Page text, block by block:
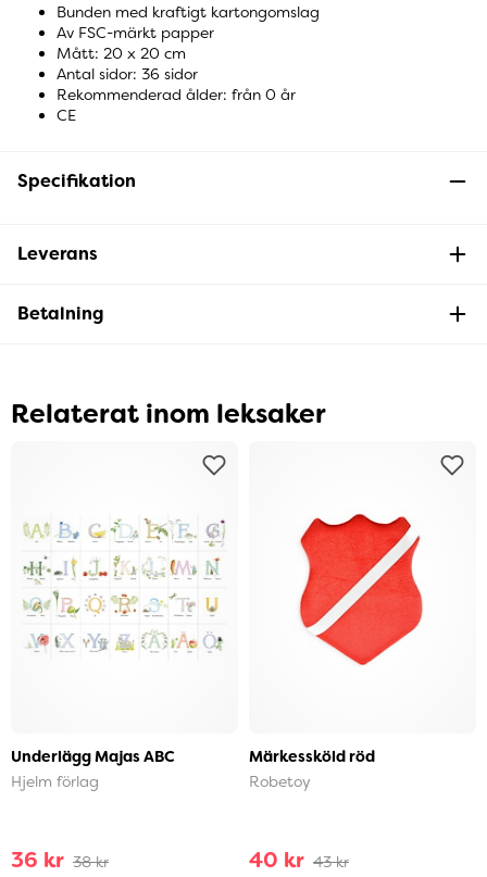
Bunden med kraftigt kartongomslag
Av FSC-märkt papper
Mått: 20 x 20 cm
Antal sidor: 36 sidor
Rekommenderad ålder: från 0 år
CE
Specifikation
Leverans
Betalning
Relaterat inom leksaker
Underlägg Majas ABC
Hjelm förlag
36 kr 38 kr
Märkessköld röd
Robetoy
40 kr 43 kr